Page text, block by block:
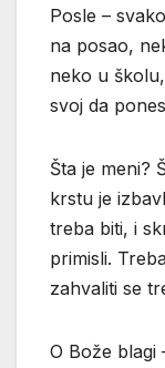
Posle –
na posao,
neko u
svoj da
Šta je meni?
krstu je
treba biti, i
primisli.
zahvaliti se
O Bože blagi